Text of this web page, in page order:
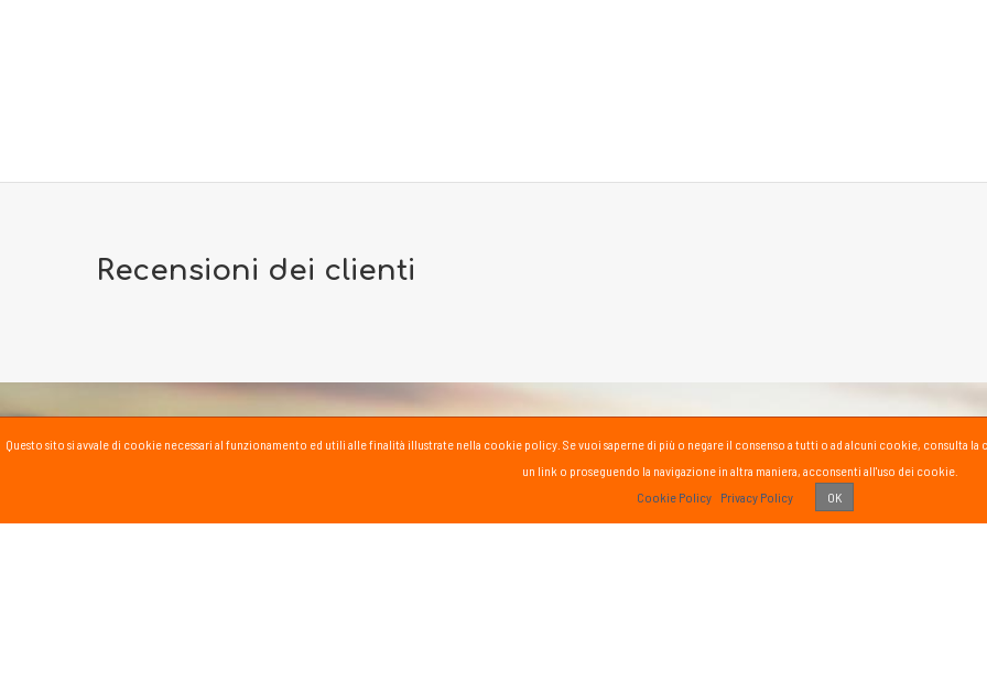
Recensioni dei clienti
Questo sito si avvale di cookie necessari al funzionamento ed utili alle finalità illustrate nella cookie policy. Se vuoi saperne di più o negare il consenso a tutti o ad alcuni cookie, consulta
un link o proseguendo la navigazione in altra maniera, acconsenti all'uso dei cookie.
Cookie Policy
Privacy Policy OK